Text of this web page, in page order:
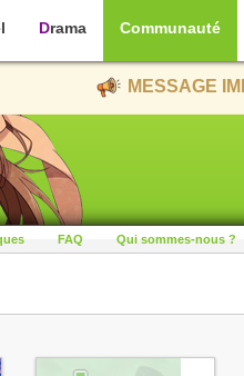
Drama Communauté
MESSAGE
FAQ Qui sommes-nous ?